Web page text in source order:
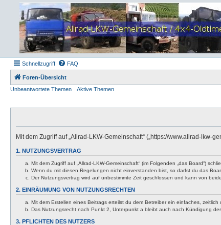
Schnellzugriff FAQ
Foren-Übersicht
Unbeantwortete Themen
Aktive Themen
Mit dem Zugriff auf „Allrad-LKW-Gemeinschaft“ („https://www.allrad-
1. NUTZUNGSVERTRAG
Mit dem Zugriff auf „Allrad-LKW-Gemeinschaft“ (im Folgenden „das Board“)
Wenn du mit diesen Regelungen nicht einverstanden bist, so darfst du das
Der Nutzungsvertrag wird auf unbestimmte Zeit geschlossen und kann von
2. EINRÄUMUNG VON NUTZUNGSRECHTEN
Mit dem Erstellen eines Beitrags erteilst du dem Betreiber ein einfaches,
Das Nutzungsrecht nach Punkt 2, Unterpunkt a bleibt auch nach Kündigung
3. PFLICHTEN DES NUTZERS